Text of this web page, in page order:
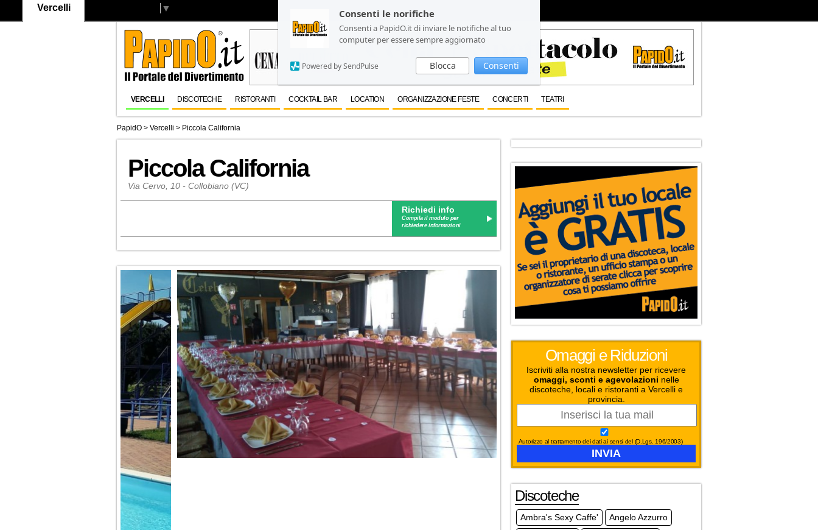
Consenti le norifiche
Consenti a PapidO.it di inviare le notifiche al tuo
computer per essere sempre aggiornato
Blocca Consenti
Powered by SendPulse
Consenti le norifiche
Consenti a PapidO.it di inviare le notifiche al tuo
computer per essere sempre aggiornato
Blocca Consenti
Powered by SendPulse
Vercelli ▼
VERCELLI DISCOTECHE RISTORANTI COCKTAIL BAR LOCATION ORGANIZZAZIONE FESTE CONCERTI TEATRI
PapidO > Vercelli > Piccola California
Piccola California
Via Cervo, 10 - Collobiano (VC)
Richiedi info
Compila il modulo per
richiedere informazioni
Omaggi e Riduzioni
Iscriviti alla nostra newsletter per ricevere
omaggi, sconti e agevolazioni nelle
discoteche, locali e ristoranti a Vercelli e
provincia.
Autorizzo al trattamento dei dati ai sensi del (D.Lgs. 196/2003)
Discoteche
Ambra's Sexy Caffe'
Angelo Azzurro